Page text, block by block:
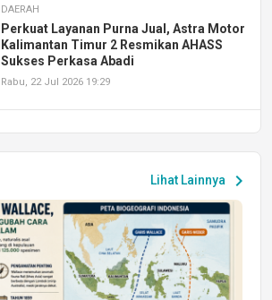
DAERAH
Perkuat Layanan Purna Jual, Astra Motor
Kalimantan Timur 2 Resmikan AHASS
Sukses Perkasa Abadi
Rabu, 22 Jul 2026 19:29
Peluang Kerja dan Magang
Jumat, 17 Jul 2026 22:30
DAERAH
Astra Motor Kalimantan Timur 2 Dukung
Mahasiswa Samarinda dalam Astra
Lihat Lainnya chevron_right